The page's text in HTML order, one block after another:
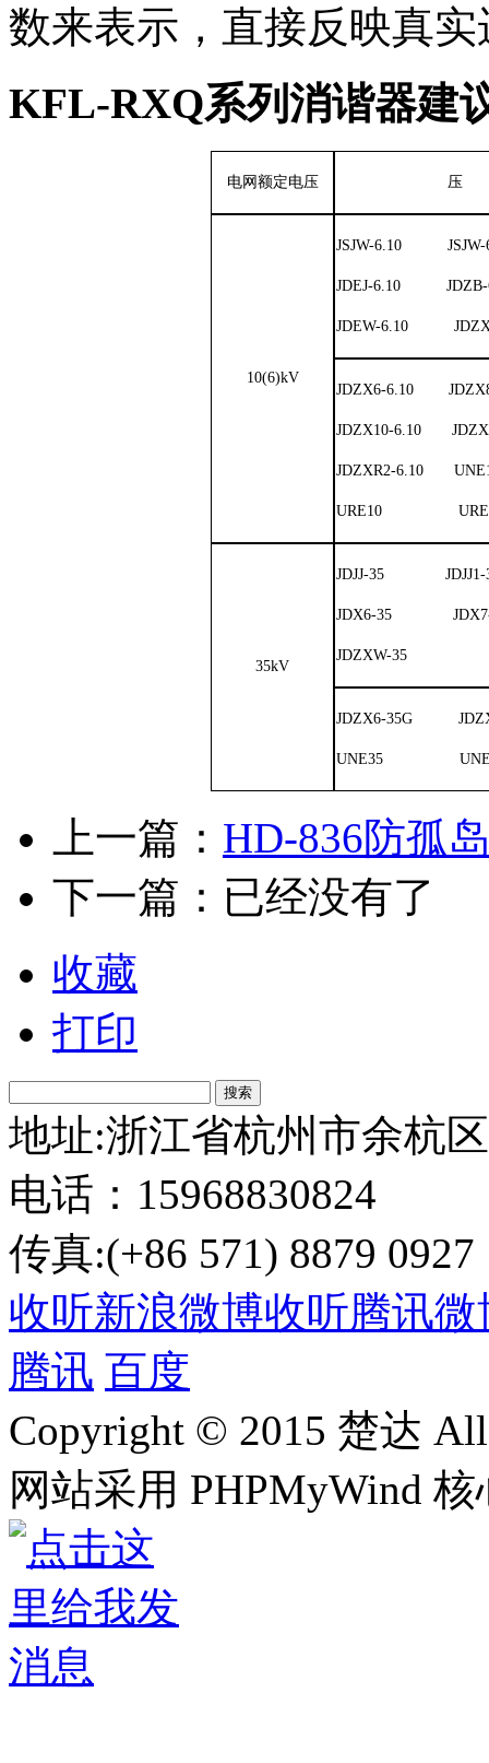
数来表示，直接反映真
KFL-RXQ系列消谐器建
电网额定电压 压
10(6)kV
JSJW-6.10
JDEJ-6.10 JDZB-
JDEW-6.10
JDZX6-6.10
JDZX10-6.10
JDZXR2-6.10
URE10
35kV
JDJJ-35
JDX6-35
JDZXW-35
JDZX6-35G
UNE35
上一篇： HD-836防孤
下一篇：已经没有了
收藏
打印
搜索
地址:浙江省杭州市余杭
电话：15968830824
传真:(+86 571) 8879 0927
收听新浪微博收听腾讯微
腾讯 百度
Copyright © 2015 楚达 All
网站采用 PHPMyWind 核